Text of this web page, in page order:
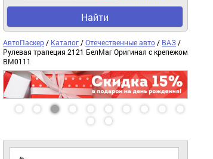
Найти
АвтоПаскер / Каталог /Отечественные авто / ВАЗ /
Рулевая трапеция 2121 БелМаг Оригинал с крепежом
BM0111